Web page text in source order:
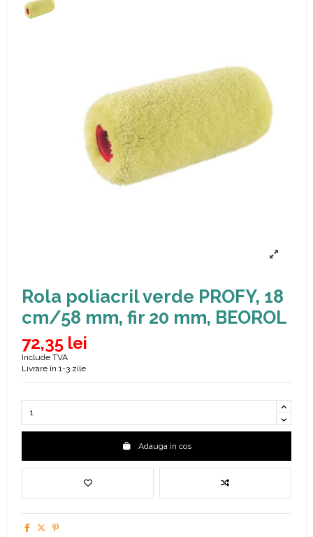
Rola poliacril verde PROFY, 18
cm/58 mm, fir 20 mm, BEOROL
72,35 lei
Include TVA
Livrare în 1-3 zile
Adauga in cos